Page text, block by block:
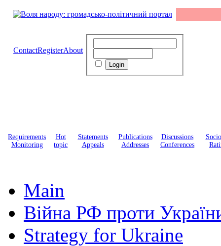
ContactRegisterAbout
Requirements
Monitoring
Hot
topic
Statements
Appeals
Publications
Addresses
Discussions
Conferences
Main
Війна РФ проти
Strategy for Ukraine